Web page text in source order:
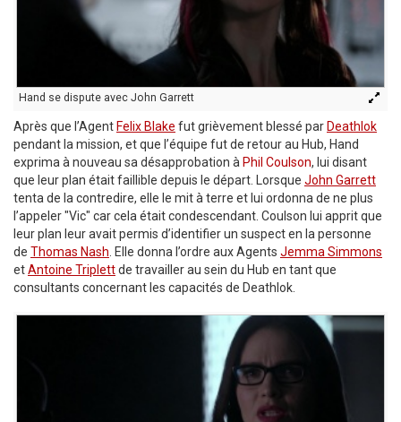
Hand se dispute avec John Garrett
Après que l’Agent Felix Blake fut grièvement blessé par Deathlok
pendant la mission, et que l’équipe fut de retour au Hub, Hand
exprima à nouveau sa désapprobation à Phil Coulson, lui disant
que leur plan était faillible depuis le départ. Lorsque John Garrett
tenta de la contredire, elle le mit à terre et lui ordonna de ne plus
l’appeler "Vic" car cela était condescendant. Coulson lui apprit que
leur plan leur avait permis d’identifier un suspect en la personne
de Thomas Nash . Elle donna l’ordre aux Agents Jemma Simmons
etAntoine Triplettde travailler au sein du Hub en tant que
consultants concernant les capacités de Deathlok.